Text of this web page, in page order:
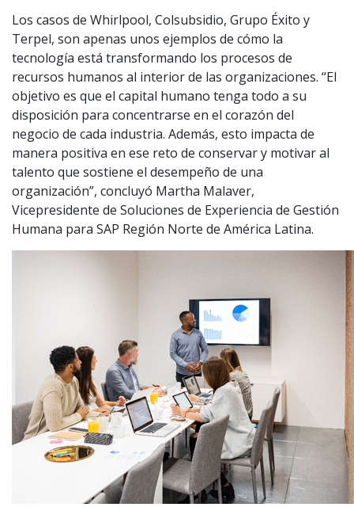
Los casos de Whirlpool, Colsubsidio, Grupo Éxito y
Terpel, son apenas unos ejemplos de cómo la
tecnología está transformando los procesos de
recursos humanos al interior de las organizaciones. “El
objetivo es que el capital humano tenga todo a su
disposición para concentrarse en el corazón del
negocio de cada industria. Además, esto impacta de
manera positiva en ese reto de conservar y motivar al
talento que sostiene el desempeño de una
organización”, concluyó Martha Malaver,
Vicepresidente de Soluciones de Experiencia de Gestión
Humana para SAP Región Norte de América Latina.